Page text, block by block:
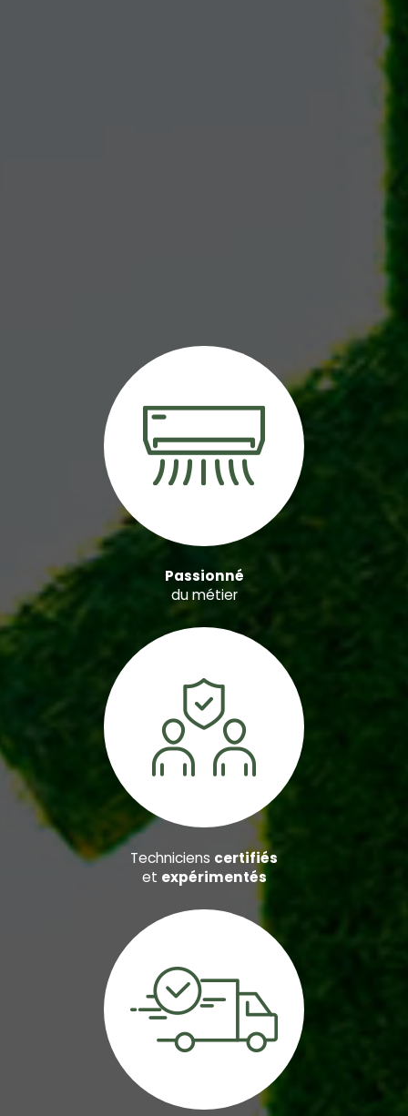
Passionné
du métier
Techniciens certifiés
et expérimentés